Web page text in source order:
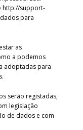
http://support-
para
as
a podemos
adoptadas para
serão registadas,
legislação
de dados e com